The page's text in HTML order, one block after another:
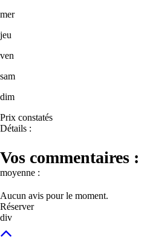
mer
jeu
ven
sam
dim
Prix constatés
Détails :
Vos commentaires :
moyenne :
Aucun avis pour le moment.
Réserver
div